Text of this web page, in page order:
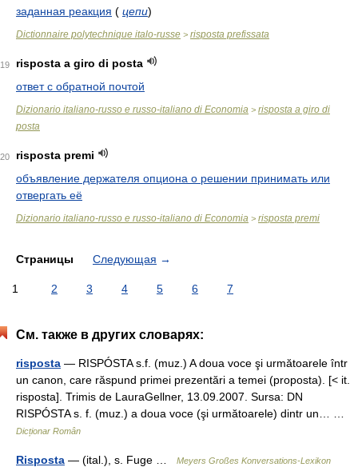
заданная реакция ( цепи)
Dictionnaire polytechnique italo-russe > risposta prefissata
19
risposta a giro di posta
ответ с обратной почтой
Dizionario italiano-russo e russo-italiano di Economia > risposta a giro di
posta
20
risposta premi
объявление держателя опциона о решении принимать или
отвергать её
Dizionario italiano-russo e russo-italiano di Economia > risposta premi
Страницы Следующая →
1 2 3 4 5 6 7
См. также в других словарях:
risposta — RISPÓSTA s.f. (muz.) A doua voce şi următoarele într
un canon, care răspund primei prezentări a temei (proposta). [< it.
risposta]. Trimis de LauraGellner, 13.09.2007. Sursa: DN
RISPÓSTA s. f. (muz.) a doua voce (şi următoarele) dintr un… …
Dicționar Român
Risposta — (ital.), s. Fuge … Meyers Großes Konversations-Lexikon